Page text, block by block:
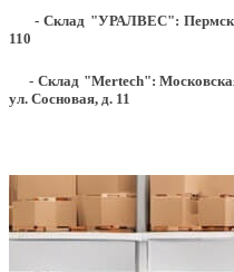
- Склад "УРАЛВЕС":
110
- Склад "Mertech":
ул. Сосновая, д. 11